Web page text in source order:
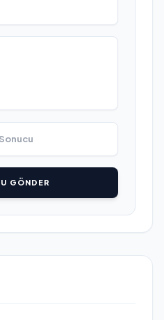
GÖNDER